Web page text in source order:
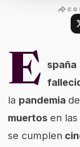
E spaña
la pandemia de
muertos en las
se cumplen